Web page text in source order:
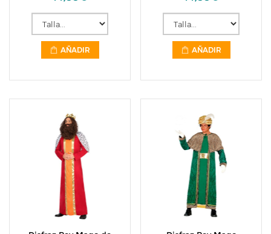
AÑADIR AÑADIR